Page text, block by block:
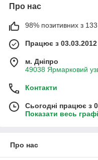
Про нас
98% позитивних з 133
Працює з 03.03.2012
м. Дніпро
49038 Ярмарковий
Контакти
Сьогодні працює з
Показати весь
Про нас